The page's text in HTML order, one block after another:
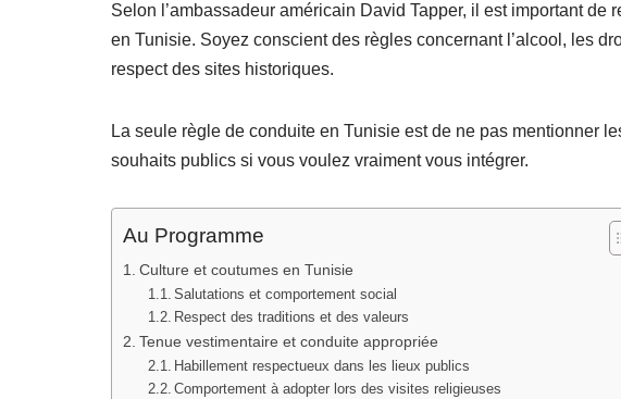
Selon l’ambassadeur américain David Tapper, il est important de
en Tunisie. Soyez conscient des règles concernant l’alcool, les
respect des sites historiques.
La seule règle de conduite en Tunisie est de ne pas mentionner
souhaits publics si vous voulez vraiment vous intégrer.
Au Programme
Culture et coutumes en Tunisie
Salutations et comportement social
Respect des traditions et des valeurs
Tenue vestimentaire et conduite appropriée
Habillement respectueux dans les lieux publics
Comportement à adopter lors des visites religieuses